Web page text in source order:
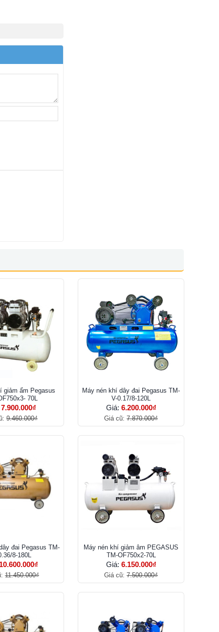
giảm ẩm Pegasus
70L
7.900.000₫
9.460.000₫
Máy nén khí dây đai Pegasus TM-
V-0.17/8-120L
Giá: 6.200.000₫
Giá cũ: 7.870.000₫
đai Pegasus TM-
8-180L
10.600.000₫
11.450.000₫
Máy nén khí giảm âm PEGASUS
TM-OF750x2-70L
Giá: 6.150.000₫
Giá cũ: 7.500.000₫